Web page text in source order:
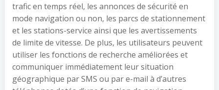
trafic en temps réel, les annonces de sécurité en
mode navigation ou non, les parcs de stationnement
et les stations-service ainsi que les avertissements
de limite de vitesse. De plus, les utilisateurs peuvent
utiliser les fonctions de recherche améliorées et
communiquer immédiatement leur situation
géographique par SMS ou par e-mail à d’autres